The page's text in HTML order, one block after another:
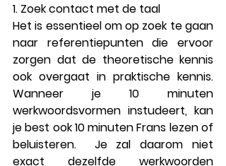
1. Zoek contact met de taal
Het is essentieel om op zoek te gaan
naar referentiepunten die ervoor
zorgen dat de theoretische kennis
ook overgaat in praktische kennis.
Wanneer je 10 minuten
werkwoordsvormen instudeert, kan
je best ook 10 minuten Frans lezen of
beluisteren.  Je zal daarom niet
exact dezelfde werkwoorden